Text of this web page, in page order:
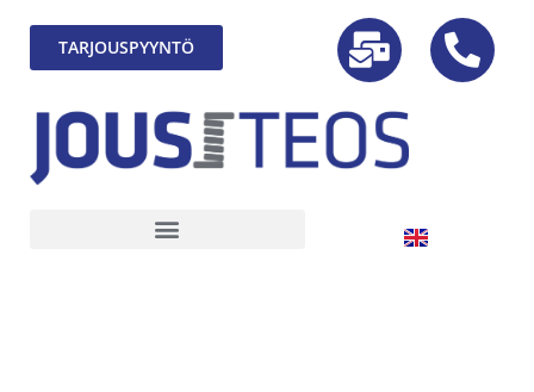
TARJOUSPYYNTÖ